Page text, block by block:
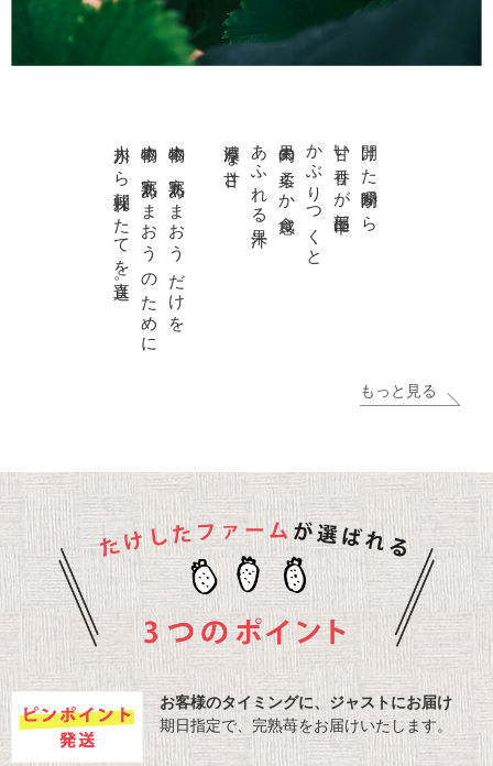
開けた瞬間から
甘い香りが部屋中に
かぶりつくと
果肉の柔らか食感
あふれる果汁
濃厚な甘さ
本物の 完熟あまおう だけを
本物の 完熟あまおう のために
大川から朝採れたてを直送。
もっと見る
お客様のタイミングに、ジャストにお届け
期日指定で、完熟苺をお届けいたします。